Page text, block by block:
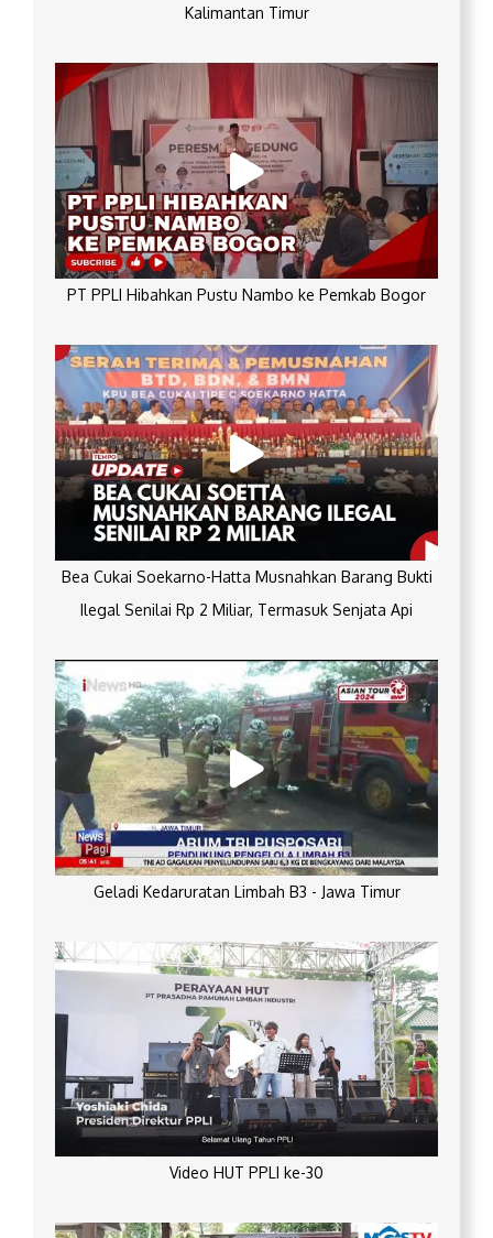
Kalimantan Timur
PT PPLI Hibahkan Pustu Nambo ke Pemkab Bogor
Bea Cukai Soekarno-Hatta Musnahkan Barang Bukti
Ilegal Senilai Rp 2 Miliar, Termasuk Senjata Api
Geladi Kedaruratan Limbah B3 - Jawa Timur
Video HUT PPLI ke-30